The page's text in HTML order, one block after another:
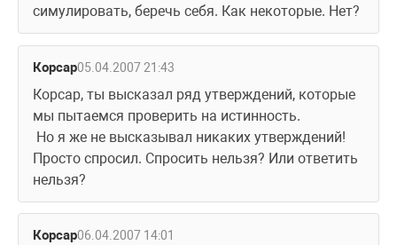
симулировать, беречь себя. Как некоторые. Нет?
Корсар05.04.2007 21:43
Корсар, ты высказал ряд утверждений, которые
мы пытаемся проверить на истинность.
Просто спросил. Спросить нельзя? Или ответить
нельзя?
Корсар06.04.2007 14:01